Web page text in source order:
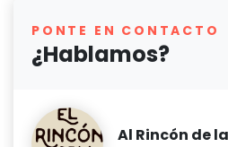
PONTE EN CONTACTO
¿Hablamos?
Al Rincón de